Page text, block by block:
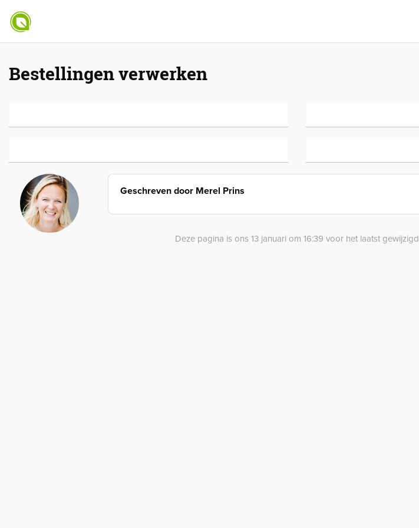
Bestellingen verwerken
Geschreven door Merel Prins
Deze pagina is ons 13 januari om 16:39 voor het laatst gewijzigd